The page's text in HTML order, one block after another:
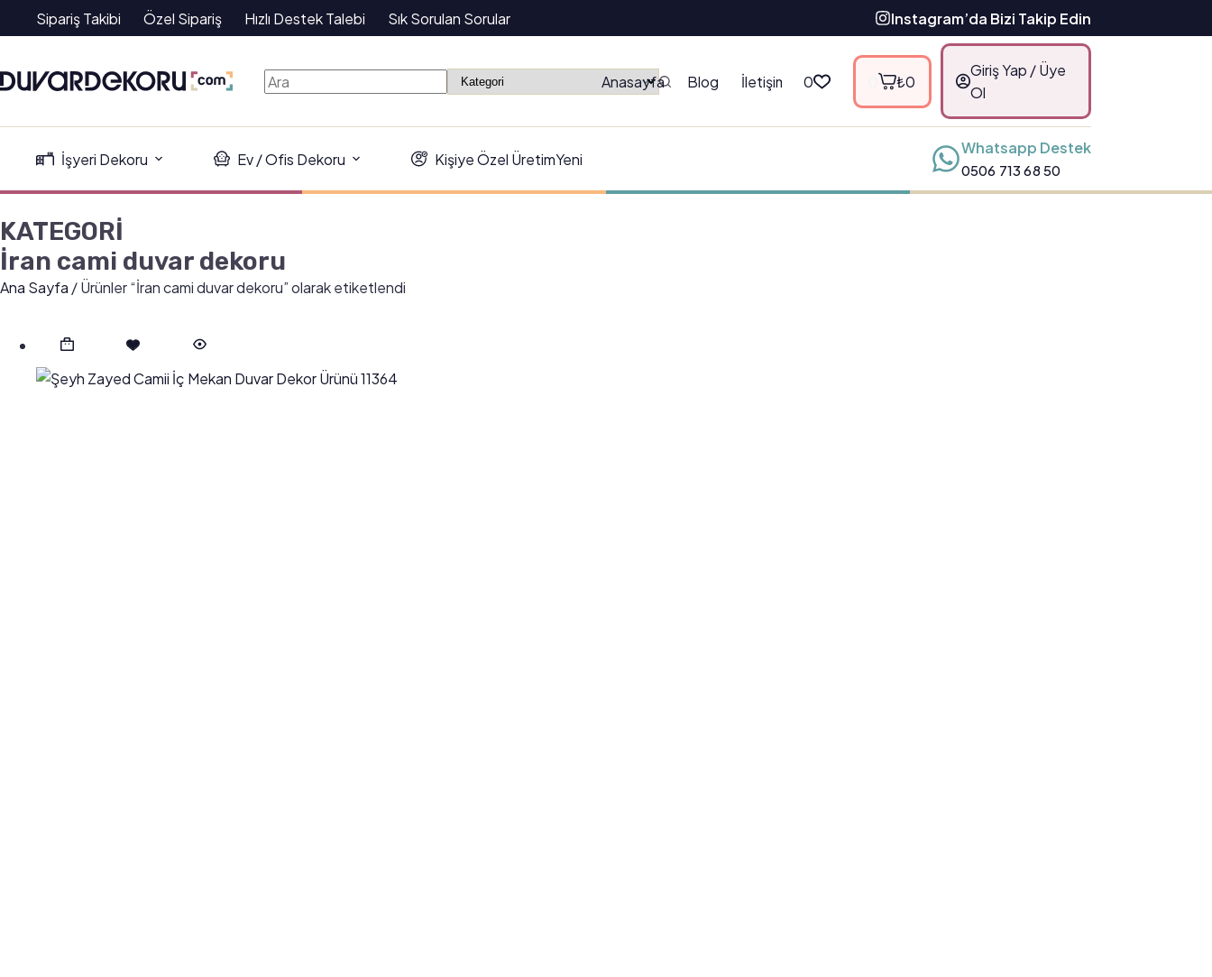
Sipariş Takibi Özel Sipariş Hızlı Destek Talebi Sık Sorulan Sorular Instagram’da Bizi Takip Edin
Anasayfa Blog İletişim 0 ₺0
Giriş Yap / Üye
Ol
İşyeri Dekoru Ev / Ofis Dekoru Kişiye Özel ÜretimYeni
Whatsapp Destek
0506 713 68 50
KATEGORİ
İran cami duvar dekoru
Ana Sayfa / Ürünler “İran cami duvar dekoru” olarak etiketlendi